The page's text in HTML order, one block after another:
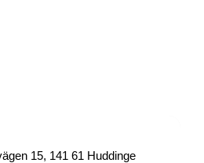
15, 141 61 Huddinge